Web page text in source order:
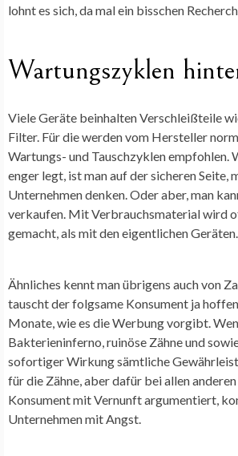
lohnt es sich, da mal ein bisschen
Wartungszyklen
Viele Geräte beinhalten Verschleißteile
Filter. Für die werden vom Hersteller
Wartungs- und Tauschzyklen empfohlen.
enger legt, ist man auf der sicheren Seite,
Unternehmen denken. Oder aber, man
verkaufen. Mit Verbrauchsmaterial wird
gemacht, als mit den eigentlichen Geräten.
Ähnliches kennt man übrigens auch von
tauscht der folgsame Konsument ja
Monate, wie es die Werbung vorgibt.
Bakterieninferno, ruinöse Zähne und
sofortiger Wirkung sämtliche
für die Zähne, aber dafür bei allen
Konsument mit Vernunft argumentiert,
Unternehmen mit Angst.